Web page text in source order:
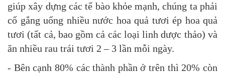
giúp xây dựng các tế bào khỏe mạnh, chúng ta phải
cố gắng uống nhiều nước hoa quả tươi ép hoa quả
tươi (tất cả, bao gồm cả các loại linh dược thảo) và
ăn nhiều rau trái tươi 2 – 3 lần mỗi ngày.
- Bên cạnh 80% các thành phần ở trên thì 20% còn